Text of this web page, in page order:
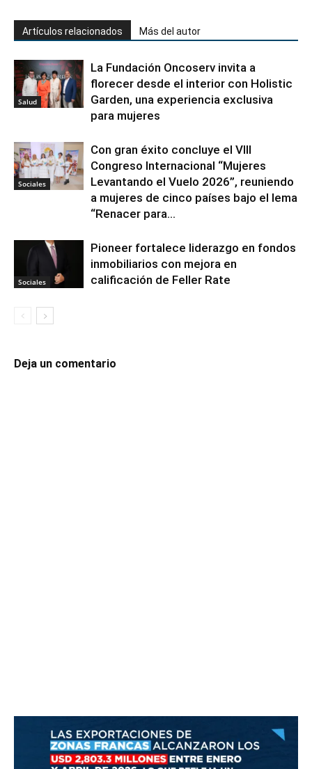
Artículos relacionados Más del autor
Salud
La Fundación Oncoserv invita a
florecer desde el interior con Holistic
Garden, una experiencia exclusiva
para mujeres
Sociales
Con gran éxito concluye el VIII
Congreso Internacional “Mujeres
Levantando el Vuelo 2026”, reuniendo
a mujeres de cinco países bajo el lema
“Renacer para...
Sociales
Pioneer fortalece liderazgo en fondos
inmobiliarios con mejora en
calificación de Feller Rate
Deja un comentario